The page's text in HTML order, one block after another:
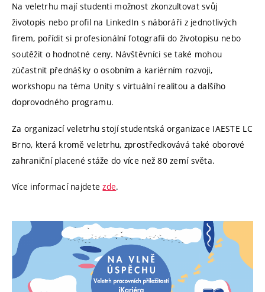
Na veletrhu mají studenti možnost zkonzultovat svůj
životopis nebo profil na LinkedIn s náboráři z jednotlivých
firem, pořídit si profesionální fotografii do životopisu nebo
soutěžit o hodnotné ceny. Návštěvníci se také mohou
zúčastnit přednášky o osobním a kariérním rozvoji,
workshopu na téma Unity s virtuální realitou a dalšího
doprovodného programu.
Za organizací veletrhu stojí studentská organizace IAESTE LC
Brno, která kromě veletrhu, zprostředkovává také oborové
zahraniční placené stáže do více než 80 zemí světa.
Více informací najdetezde.